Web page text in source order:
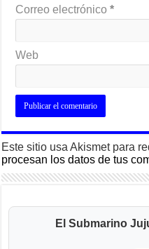
Correo electrónico*
Web
Este sitio usa Akismet para
procesan los datos de tus
El Submarino